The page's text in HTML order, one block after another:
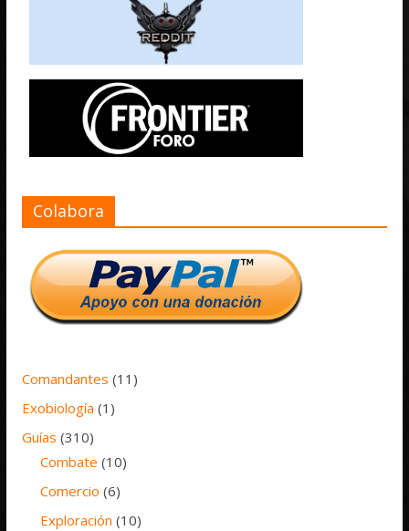
Colabora
Comandantes (11)
Exobiología (1)
Guías (310)
Combate (10)
Comercio (6)
Exploración (10)